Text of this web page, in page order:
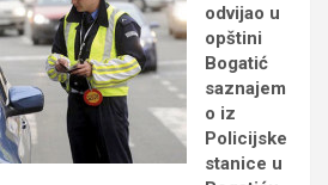
odvijao u
opštini
Bogatić
saznajem
o iz
Policijske
stanice u